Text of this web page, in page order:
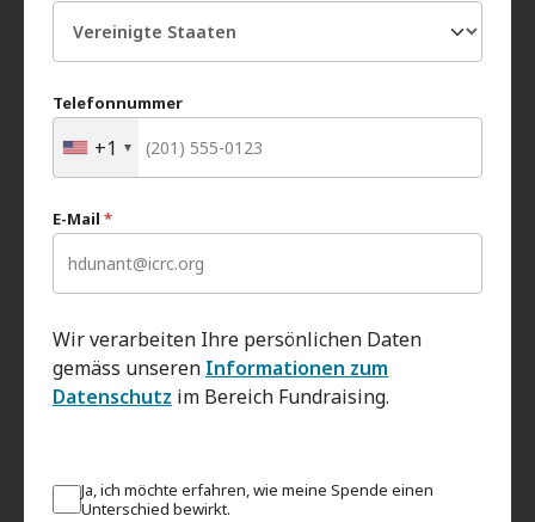
Telefonnummer
+1
E-Mail *
Wir verarbeiten Ihre persönlichen Daten
gemäss unseren Informationen zum
Datenschutz im Bereich Fundraising.
Ja, ich möchte erfahren, wie meine Spende einen
Unterschied bewirkt.